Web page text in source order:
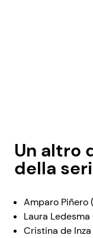
Un altro
della
Amparo Piñero
Laura
Cristina de